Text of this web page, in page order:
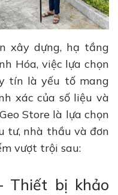
xây dựng, hạ tầng
Hóa, việc lựa chọn
tín là yếu tố mang
xác của số liệu và
Store là lựa chọn
tư, nhà thầu và đơn
vượt trội sau:
Thiết bị khảo